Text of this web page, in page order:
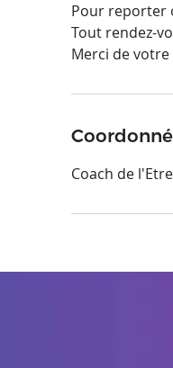
Pour reporter
Tout rendez-
Merci de
Coach de